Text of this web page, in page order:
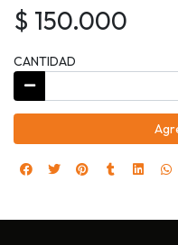
$ 150.000
CANTIDAD